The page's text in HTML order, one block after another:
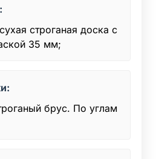
строганая доска с
35 мм;
брус. По углам